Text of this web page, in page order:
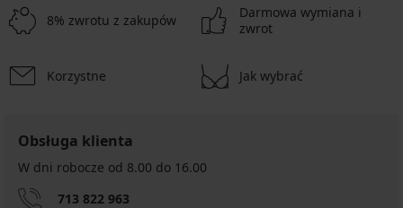
8% zwrotu z zakupów
Darmowa wymiana i
zwrot
Korzystne Jak wybrać
Obsługa klienta
W dni robocze od 8.00 do 16.00
713 822 963